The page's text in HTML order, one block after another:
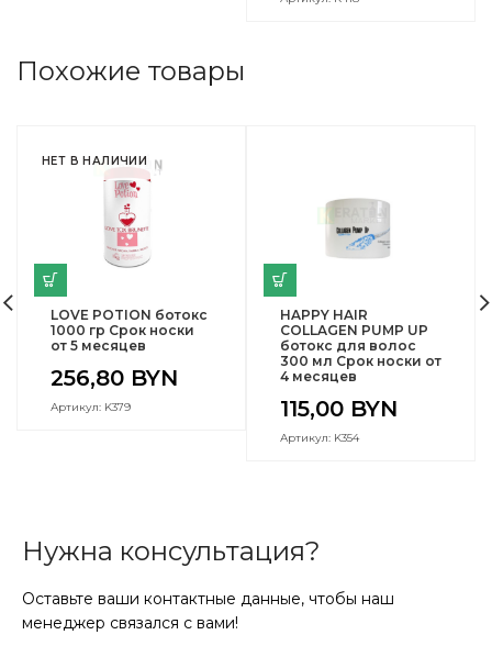
Похожие товары
НЕТ В НАЛИЧИИ
LOVE POTION ботокс
1000 гр Срок носки
от 5 месяцев
256,80 BYN
Артикул: K379
HAPPY HAIR
COLLAGEN PUMP UP
ботокс для волос
300 мл Срок носки от
4 месяцев
115,00 BYN
Артикул: K354
Нужна консультация?
Оставьте ваши контактные данные, чтобы наш
менеджер связался с вами!